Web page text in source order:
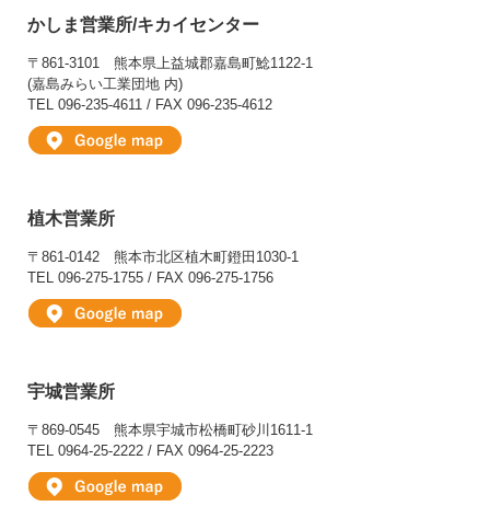
かしま営業所/キカイセンター
〒861-3101 熊本県上益城郡嘉島町鯰1122-1
(嘉島みらい工業団地 内)
TEL 096-235-4611 / FAX 096-235-4612
植木営業所
〒861-0142 熊本市北区植木町鐙田1030-1
TEL 096-275-1755 / FAX 096-275-1756
宇城営業所
〒869-0545 熊本県宇城市松橋町砂川1611-1
TEL 0964-25-2222 / FAX 0964-25-2223